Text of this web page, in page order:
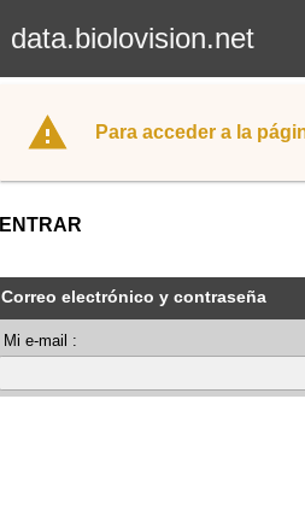
data.biolovision.net
Para acceder a la
ENTRAR
Correo electrónico y contraseña
Mi e-mail :